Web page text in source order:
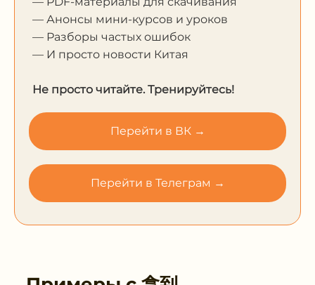
— Анонсы мини-курсов и уроков
— Разборы частых ошибок
— И просто новости Китая
Не просто читайте. Тренируйтесь!
Перейти в ВК →
Перейти в Телеграм →